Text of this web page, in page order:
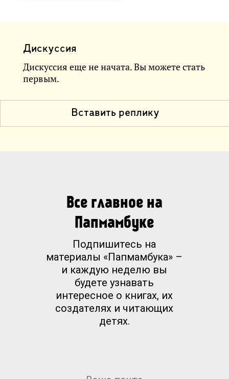
Дискуссия
Дискуссия еще не начата. Вы можете стать
первым.
Вставить реплику
Все главное на
Папмамбуке
Подпишитесь на
материалы «Папмамбука» –
и каждую неделю вы
будете узнавать
интересное о книгах, их
создателях и читающих
детях.